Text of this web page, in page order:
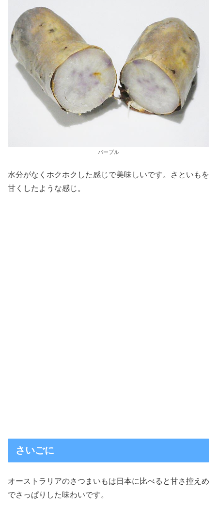
パープル
水分がなくホクホクした感じで美味しいです。さといもを
甘くしたような感じ。
さいごに
オーストラリアのさつまいもは日本に比べると甘さ控えめ
でさっぱりした味わいです。